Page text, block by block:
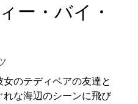
ー・バイ・
のテディベアの友達と
な海辺のシーンに飛び